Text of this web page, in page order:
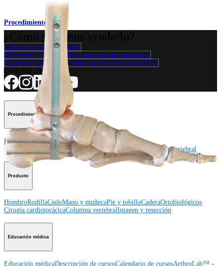
Procedimiento
¿Cómo podemos ayudarlo?
Contacte a un representante
Ver eventos, laboratorios y oportunidades educativas
Regístrese para recibir: ¿Qué hay de nuevo en Arthrex?
Conéctese con nosotros
Procedimiento
HombroRodillaCodoMano y muñeca
Pie y
tobillo
Ortobiológicos Cirugía cardiotorácica Columna vertebral
Producto
HombroRodillaCodoMano y muñecaPie y tobilloCaderaOrtobiológicos
Cirugía cardiotorácicaColumna vertebralImagen y resección
Educación médica
Educación médicaDescripción de cursosCalendario de cursosArthroLab™ -